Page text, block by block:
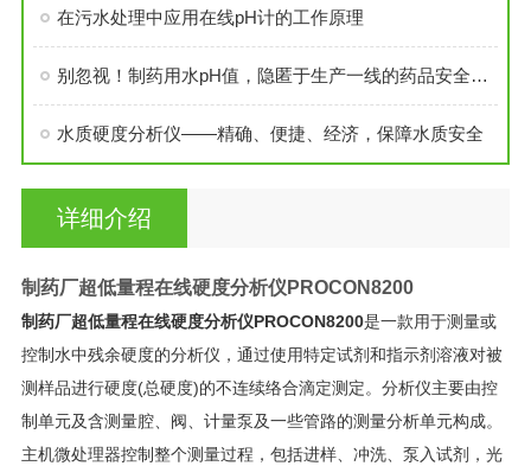
在污水处理中应用在线pH计的工作原理
别忽视！制药用水pH值，隐匿于生产一线的药品安全防线
水质硬度分析仪——精确、便捷、经济，保障水质安全
详细介绍
制药厂超低量程在线硬度分析仪 PROCON8200
制药厂超低量程在线硬度分析仪PROCON8200是一款用于测量或
控制水中残余硬度的分析仪，通过使用特定试剂和指示剂溶液对被
测样品进行硬度(总硬度)的不连续络合滴定测定。分析仪主要由控
制单元及含测量腔、阀、计量泵及一些管路的测量分析单元构成。
主机微处理器控制整个测量过程，包括进样、冲洗、泵入试剂，光